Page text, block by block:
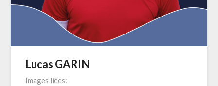
Lucas GARIN
Images liées: